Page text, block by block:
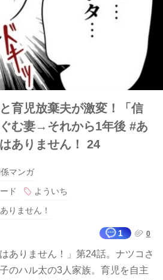
育児放棄夫が激変！「信
む妻→それから1年後 #あ
ありません！ 24
マンガ
ド
よういち
りません！
1 0
ありません！」第24話。ナツコさ
のハル太の3人家族。育児を自主